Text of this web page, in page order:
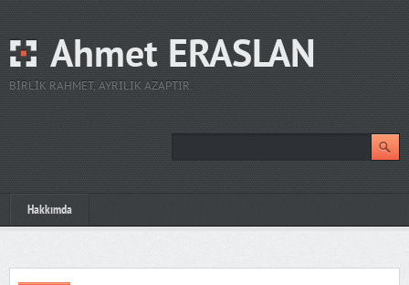
Ahmet ERASLAN
BIRLIK RAHMET, AYRILIK AZAPTIR.
Hakkımda